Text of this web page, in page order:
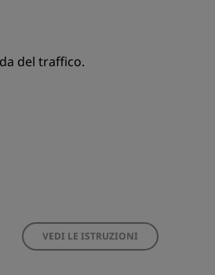
del traffico.
VEDI LE ISTRUZIONI